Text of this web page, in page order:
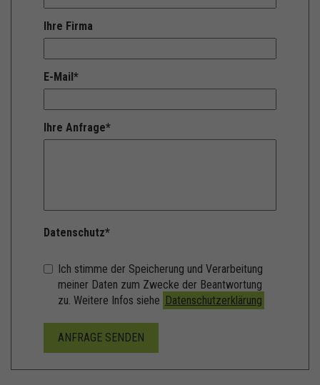
Ihre Firma
E-Mail*
Ihre Anfrage*
Datenschutz*
Ich stimme der Speicherung und Verarbeitung
meiner Daten zum Zwecke der Beantwortung
zu. Weitere Infos siehe Datenschutzerklärung